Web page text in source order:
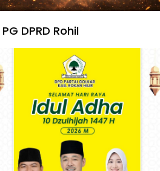
DPRD Rohil